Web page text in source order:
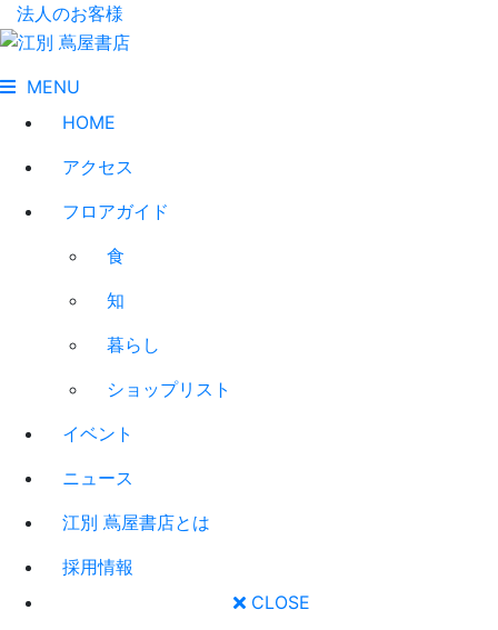
法人のお客様
MENU
HOME
アクセス
フロアガイド
食
知
暮らし
ショップリスト
イベント
ニュース
江別 蔦屋書店とは
採用情報
CLOSE